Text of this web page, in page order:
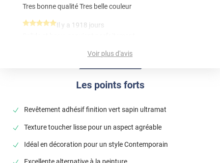
Les points forts
Revêtement adhésif finition vert sapin ultramat
Texture toucher lisse pour un aspect agréable
Idéal en décoration pour un style Contemporain
Tres bonne qualité Tres belle couleur
*****
Il y a 1918 jours
Voir plus d'avis